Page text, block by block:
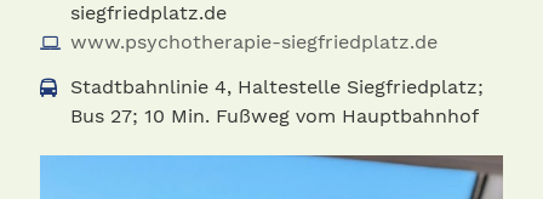
siegfriedplatz.de
www.psychotherapie-siegfriedplatz.de
Stadtbahnlinie 4, Haltestelle Siegfriedplatz;
Bus 27; 10 Min. Fußweg vom Hauptbahnhof